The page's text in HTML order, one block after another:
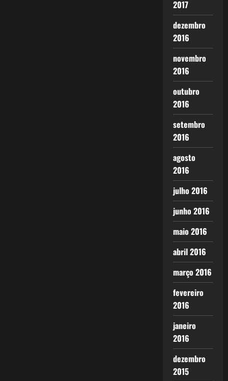
2017
dezembro
2016
novembro
2016
outubro
2016
setembro
2016
agosto
2016
julho 2016
junho 2016
maio 2016
abril 2016
março 2016
fevereiro
2016
janeiro
2016
dezembro
2015